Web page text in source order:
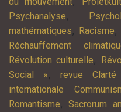
Psychanalyse,
mathématiques, Racisme,
Réchauffement
Révolution culturelle,
Social », revue Clarté
internationale
Romantisme,Sacrorum